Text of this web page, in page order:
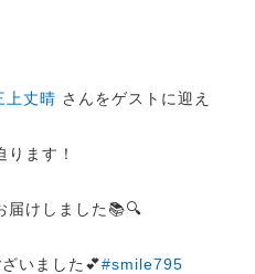
上丈晴 さんをゲストに迎え
ります！
届けしました📚🔍
いました💕#smile795